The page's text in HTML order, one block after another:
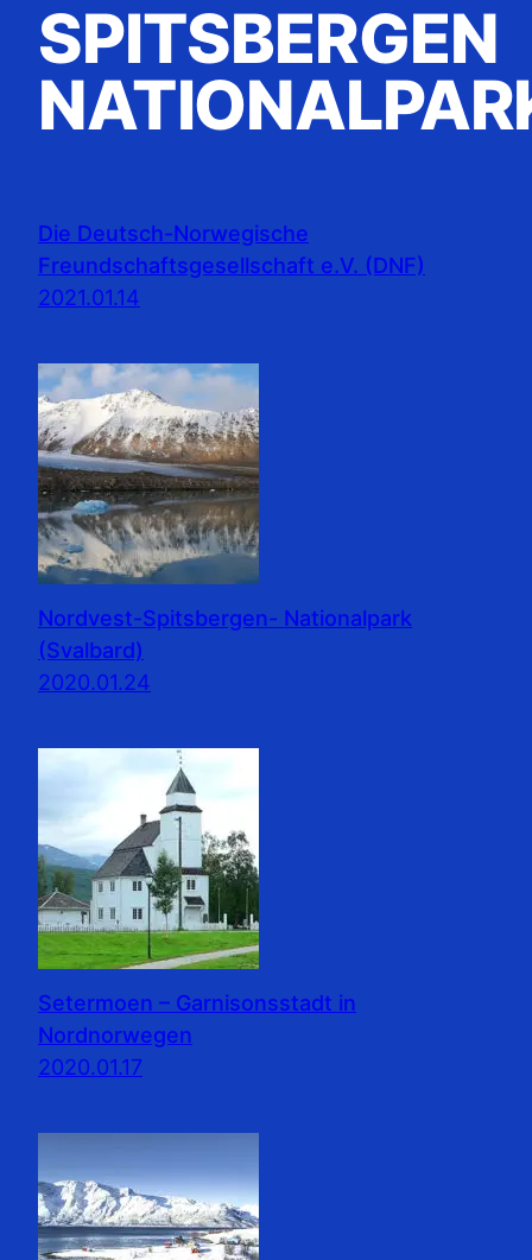
SPITSBERGEN
Die Deutsch-Norwegische
Freundschaftsgesellschaft e.V. (DNF)
2021.01.14
Nordvest-Spitsbergen- Nationalpark
(Svalbard)
2020.01.24
Setermoen – Garnisonsstadt in
Nordnorwegen
2020.01.17